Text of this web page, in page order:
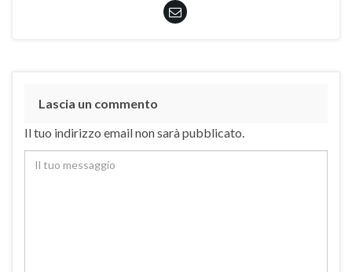
Lascia un commento
Il tuo indirizzo email non sarà pubblicato.